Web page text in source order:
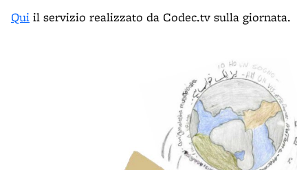
Qui il servizio realizzato da Codec.tv sulla giornata.